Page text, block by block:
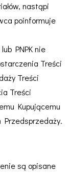
nastąpi
poinformuje
PNPK nie
Treści
Treści
Treści
Kupującemu
Przedsprzedaży.
są opisane